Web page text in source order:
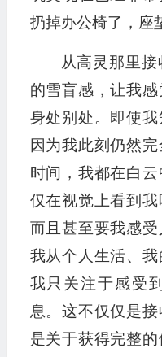
扔掉办公椅了，座
从高灵那里
的雪盲感，让我
身处别处。即使我
因为我此刻仍然
时间，我都在白
仅在视觉上看到我
而且甚至要我感
我从个人生活、
我只关注于感受
息。这不仅仅是
是关于获得完整